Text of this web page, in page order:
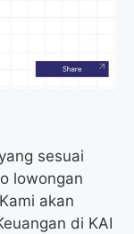
sesuai
lowongan
akan
di KAI